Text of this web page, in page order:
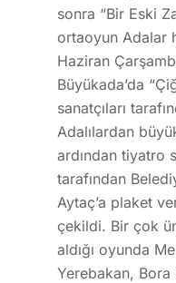
sonra “Bir Eski
ortaoyun Adalar
Haziran
Büyükada’da
sanatçıları
Adalılardan
ardından tiyatro
tarafından
Aytaç’a plaket
çekildi. Bir çok
aldığı oyunda
Yerebakan,